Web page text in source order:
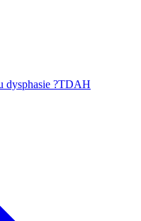
dysphasie ?TDAH